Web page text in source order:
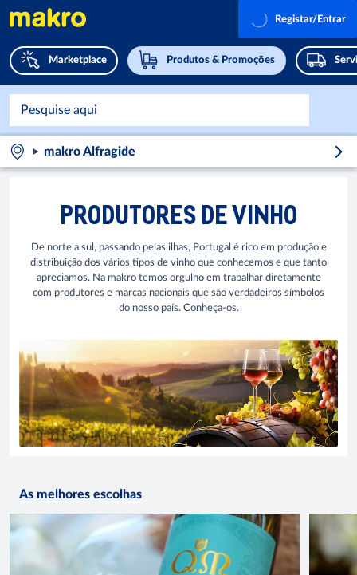
Marketplace Produtos & Promoções
Registar/Entrar
makro Alfragide
PRODUTORES DE VINHO
De norte a sul, passando pelas ilhas, Portugal é rico em produção e
distribuição dos vários tipos de vinho que conhecemos e que tanto
apreciamos. Na makro temos orgulho em trabalhar diretamente
com produtores e marcas nacionais que são verdadeiros símbolos
do nosso país. Conheça-os.
As melhores escolhas